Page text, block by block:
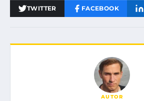
TWITTER FACEBOOK
AUTOR